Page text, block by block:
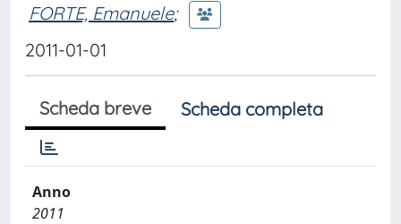
FORTE, Emanuele;
2011-01-01
Scheda breve Scheda completa
Anno
2011